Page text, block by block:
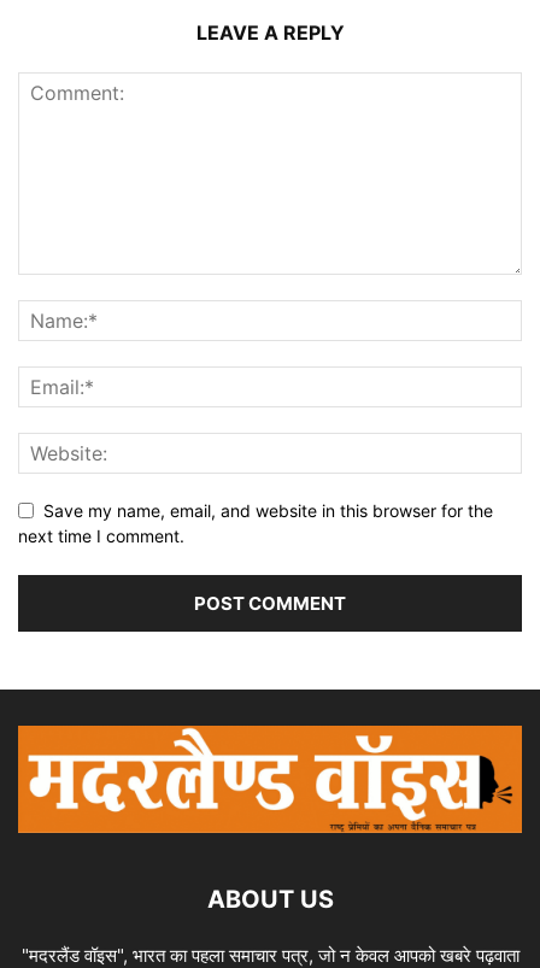
LEAVE A REPLY
Save my name, email, and website in this browser for the
next time I comment.
ABOUT US
"मदरलैंड वॉइस", भारत का पहला समाचार पत्र, जो न केवल आपको खबरे पढ़वाता